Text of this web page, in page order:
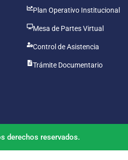
Plan Operativo Institucional
Mesa de Partes Virtual
Control de Asistencia
Trámite Documentario
derechos reservados.